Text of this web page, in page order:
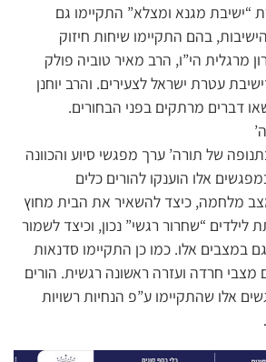
“ישיבת מגנא ומצלא” התקיימו גם
בהם התקיימו שיחות חיזוק
מרגלית הי”ו, הרב מאיר טוביה פולק
עטרת ישראל לצעירים. והרב יוחנן
דברים מרתקים בפני הבחורים.
של תורה’ ערך מפגשי סיוע והכוונה
אלו הוענקו להורים כלים
מלחמה, כיצד להשאיר את הבית מחוץ
“שחרור רגשי” נכון, וכיצד לשמור
במצבים אלו. כמו כן התקיימו סדנאות
מצבי חרדה ועזרה ראשונה רגשית. הורים
אלו שהתקיימו ע”פ הנחיות רשויות